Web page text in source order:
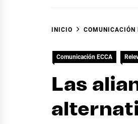
INICIO COMUNICACIÓN
Comunicación ECCA
Las